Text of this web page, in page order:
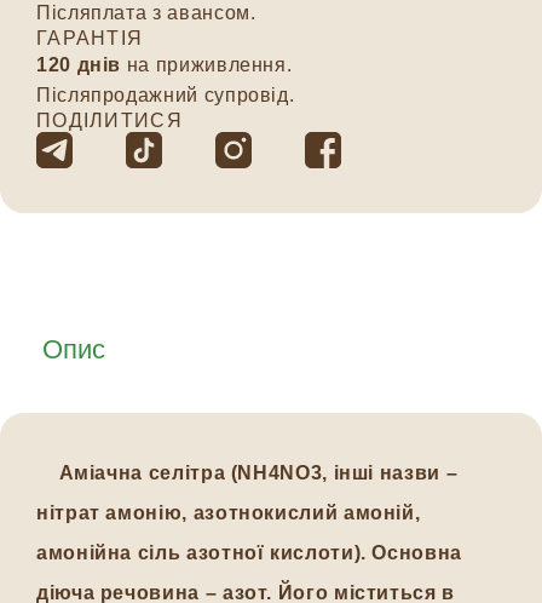
Післяплата з авансом.
ГАРАНТІЯ
120 днів на приживлення.
Післяпродажний супровід.
ПОДІЛИТИСЯ
Опис
Аміачна селітра (NH4NO3, інші назви –
нітрат амонію, азотнокислий амоній,
амонійна сіль азотної кислоти). Основна
діюча речовина – азот. Його міститься в